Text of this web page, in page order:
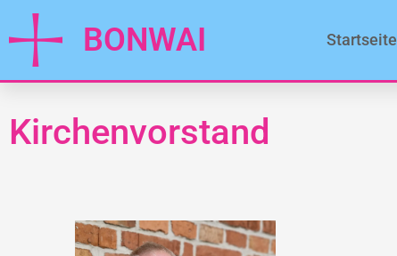
BONWAI Startseite
Kirchenvorstand